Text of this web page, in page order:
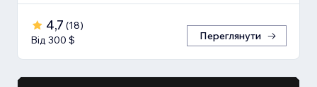
4,7 (18)
Від 300 $
Переглянути